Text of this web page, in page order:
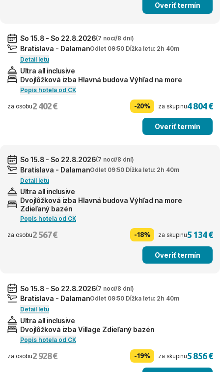
Overiť termín
So 15.8 - So 22.8.2026(7 nocí/8 dní)
Bratislava - DalamanOdlet 09:50 Dĺžka letu: 2h 40m
Detail letu
Ultra all inclusive
Dvojlôžková izba Hlavná budova Výhľad na more
Popis hotela od CK
za osobu2 402 € -20% za skupinu4 804 €
Overiť termín
So 15.8 - So 22.8.2026(7 nocí/8 dní)
Bratislava - DalamanOdlet 09:50 Dĺžka letu: 2h 40m
Detail letu
Ultra all inclusive
Dvojlôžková izba Hlavná budova Výhľad na more
Zdieľaný bazén
Popis hotela od CK
za osobu2 567 € -18% za skupinu5 134 €
Overiť termín
So 15.8 - So 22.8.2026(7 nocí/8 dní)
Bratislava - DalamanOdlet 09:50 Dĺžka letu: 2h 40m
Detail letu
Ultra all inclusive
Dvojlôžková izba Village Zdieľaný bazén
Popis hotela od CK
za osobu2 928 € -19% za skupinu5 856 €